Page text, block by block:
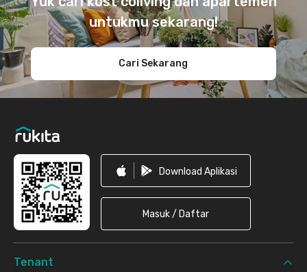
untukmu sekarang!
Cari Sekarang
Download Aplikasi
Masuk / Daftar
Tenant